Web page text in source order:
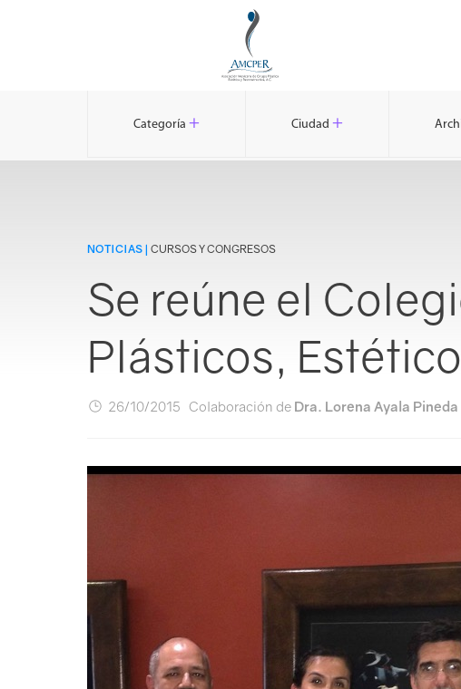
Categoría + Ciudad +
NOTICIAS | CURSOS Y CONGRESOS
Se reúne el
Plásticos,
26/10/2015 Colaboración de Dra. Lorena Ayala Pineda